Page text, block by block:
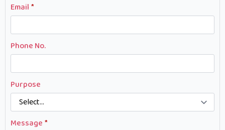
Email *
Phone No.
Purpose
Message *